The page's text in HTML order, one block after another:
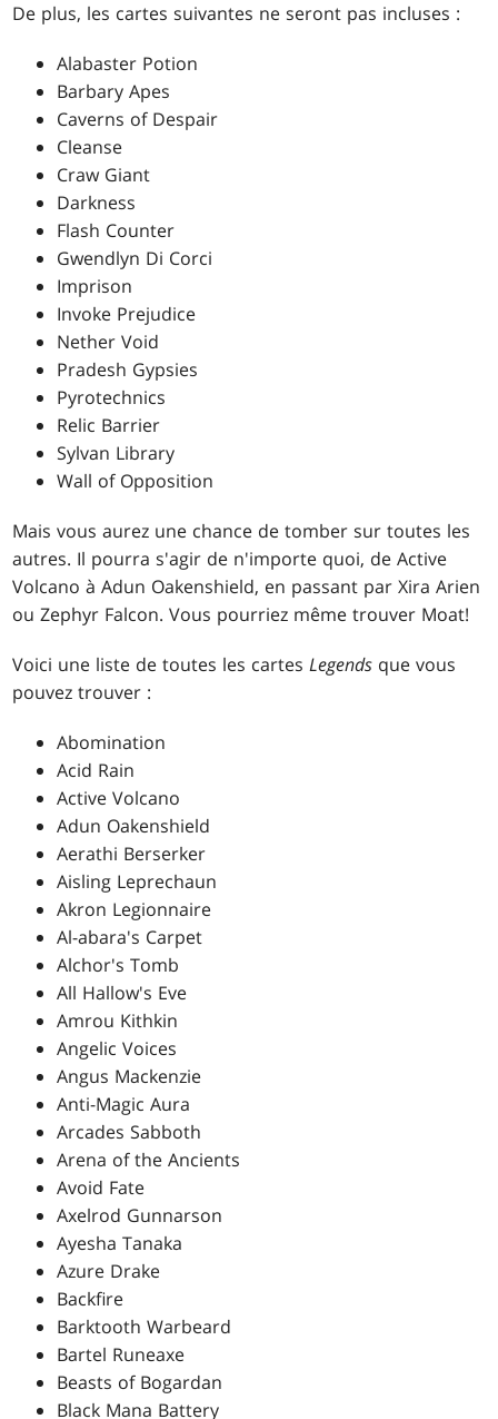
De plus, les cartes suivantes ne seront pas incluses :
Alabaster Potion
Barbary Apes
Caverns of Despair
Cleanse
Craw Giant
Darkness
Flash Counter
Gwendlyn Di Corci
Imprison
Invoke Prejudice
Nether Void
Pradesh Gypsies
Pyrotechnics
Relic Barrier
Sylvan Library
Wall of Opposition
Mais vous aurez une chance de tomber sur toutes les
autres. Il pourra s'agir de n'importe quoi, de Active
Volcano à Adun Oakenshield, en passant par Xira Arien
ou Zephyr Falcon. Vous pourriez même trouver Moat!
Voici une liste de toutes les cartesLegends que vous
pouvez trouver :
Abomination
Acid Rain
Active Volcano
Adun Oakenshield
Aerathi Berserker
Aisling Leprechaun
Akron Legionnaire
Al-abara's Carpet
Alchor's Tomb
All Hallow's Eve
Amrou Kithkin
Angelic Voices
Angus Mackenzie
Anti-Magic Aura
Arcades Sabboth
Arena of the Ancients
Avoid Fate
Axelrod Gunnarson
Ayesha Tanaka
Azure Drake
Backfire
Barktooth Warbeard
Bartel Runeaxe
Beasts of Bogardan
Black Mana Battery